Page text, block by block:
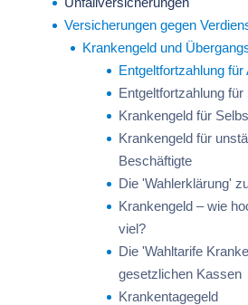
Versicherungen gegen
Krankengeld und
Entgeltfortzahlung für
Entgeltfortzahlung
Krankengeld für
Krankengeld für
Beschäftigte
Die 'Wahlerklärung'
Krankengeld – wie
viel?
Die 'Wahltarife
gesetzlichen Kassen
Krankentagegeld